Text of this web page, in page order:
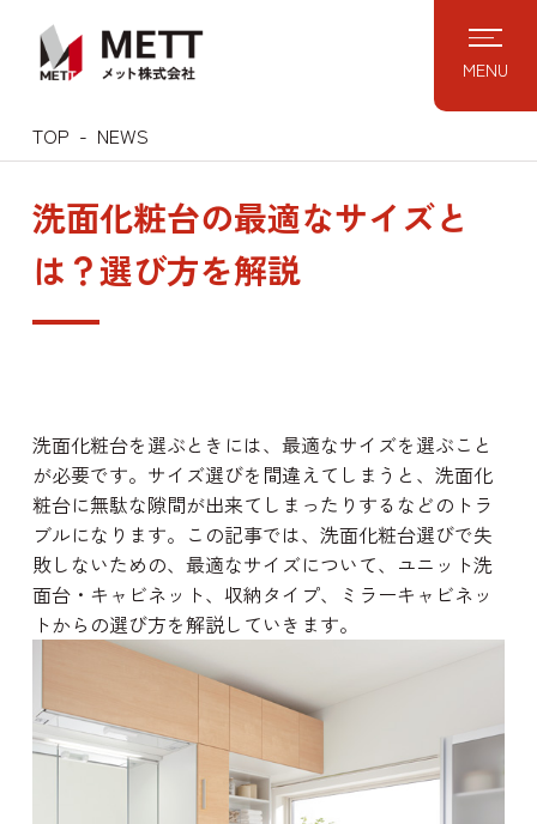
content
MENU
TOP NEWS
洗面化粧台の最適なサイズと
は？選び方を解説
洗面化粧台を選ぶときには、最適なサイズを選ぶこと
が必要です。サイズ選びを間違えてしまうと、洗面化
粧台に無駄な隙間が出来てしまったりするなどのトラ
ブルになります。この記事では、洗面化粧台選びで失
敗しないための、最適なサイズについて、ユニット洗
面台・キャビネット、収納タイプ、ミラーキャビネッ
トからの選び方を解説していきます。